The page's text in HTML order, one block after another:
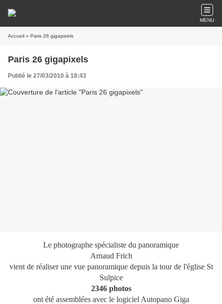
MENU
Accueil » Paris 26 gigapixels
Paris 26 gigapixels
Publié le 27/03/2010 à 18:43
Le photographe spécialiste du panoramique
Arnaud Frich
vient de réaliser une vue panoramique depuis la tour de l'église St
Sulpice
2346 photos
ont été assemblées avec le logiciel Autopano Giga